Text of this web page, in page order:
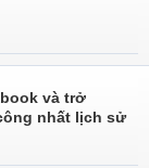
và trở
nhất lịch sử